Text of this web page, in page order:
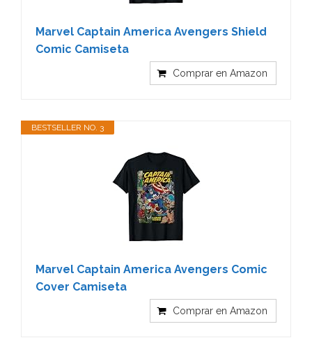
Marvel Captain America Avengers Shield
Comic Camiseta
Comprar en Amazon
BESTSELLER NO. 3
Marvel Captain America Avengers Comic
Cover Camiseta
Comprar en Amazon